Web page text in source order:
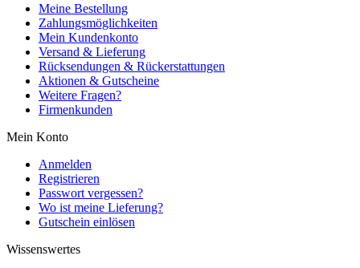
Meine Bestellung
Zahlungsmöglichkeiten
Mein Kundenkonto
Versand & Lieferung
Rücksendungen & Rückerstattungen
Aktionen & Gutscheine
Weitere Fragen?
Firmenkunden
Mein Konto
Anmelden
Registrieren
Passwort vergessen?
Wo ist meine Lieferung?
Gutschein einlösen
Wissenswertes